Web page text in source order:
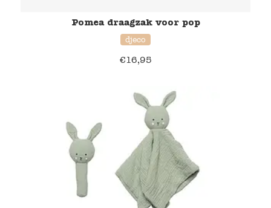
Pomea draagzak voor pop
djeco
€16,95